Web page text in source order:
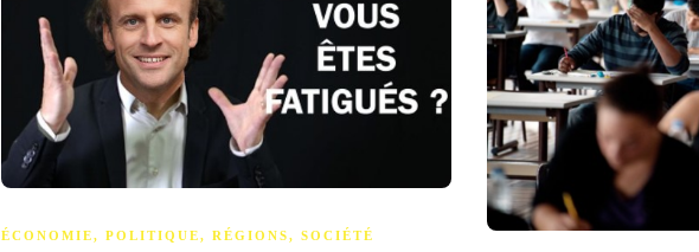
ÉCONOMIE, POLITIQUE, RÉGIONS, SOCIÉTÉ